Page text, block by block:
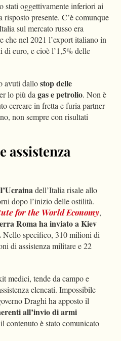
stati oggettivamente inferiori ai
presente. C’è comunque
sul mercato russo era
che nel 2021 l’export italiano in
di euro, e cioè l’1,5% delle
avuti dallostop delle
lo più dagas e petrolio. Non è
cercare in fretta e furia partner
non sempre con risultati
assistenza
dell’Italia risale allo
dopo l’inizio delle ostilità.
for the World Economy,
Roma ha inviato a Kiev
Nello specifico, 310 milioni di
di assistenza militare e 22
medici, tende da campo e
elencati. Impossibile
Draghi ha apposto il
all’invio di armi
contenuto è stato comunicato